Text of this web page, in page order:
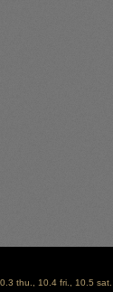
thu., 10.4 fri., 10.5 sat.